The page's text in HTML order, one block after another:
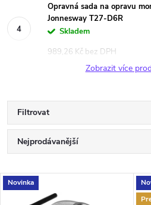
Opravná sada na opravu
Jonnesway T27-D6R
Skladem
989,26 Kč bez DPH
Zobrazit více
Filtrovat
Ř
a
Nejprodávanější
Nejdražší
V
Novinka